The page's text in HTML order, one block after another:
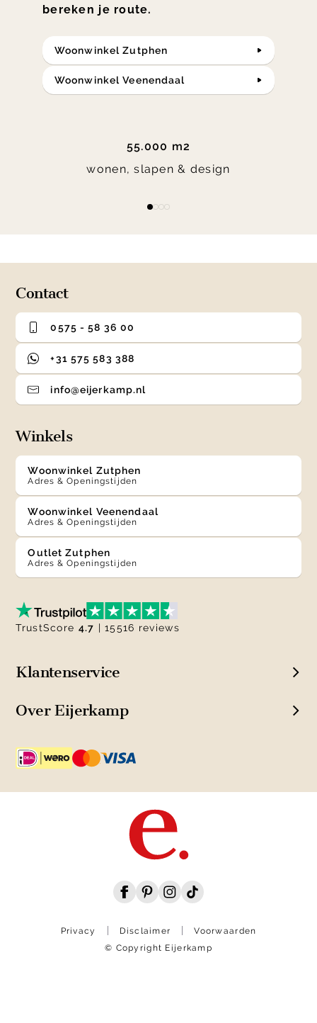
bereken je route.
Woonwinkel Zutphen
Woonwinkel Veenendaal
55.000 m2
wonen, slapen & design
Contact
0575 - 58 36 00
+31 575 583 388
info@eijerkamp.nl
Winkels
Woonwinkel Zutphen
Adres & Openingstijden
Woonwinkel Veenendaal
Adres & Openingstijden
Outlet Zutphen
Adres & Openingstijden
Klantenservice
Over Eijerkamp
TrustScore 4.7 | 15516 reviews
Privacy Disclaimer
Voorwaarden
© Copyright Eijerkamp